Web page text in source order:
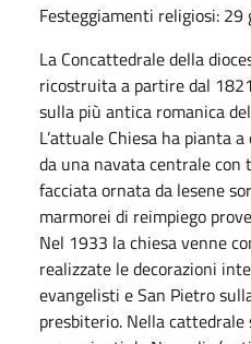
Festeggiamenti religiosi: 29
La Concattedrale della
ricostruita a partire dal
sulla più antica romanica
L’attuale Chiesa ha pianta
da una navata centrale con
facciata ornata da lesene
marmorei di reimpiego
Nel 1933 la chiesa venne
realizzate le decorazioni
evangelisti e San Pietro
presbiterio. Nella